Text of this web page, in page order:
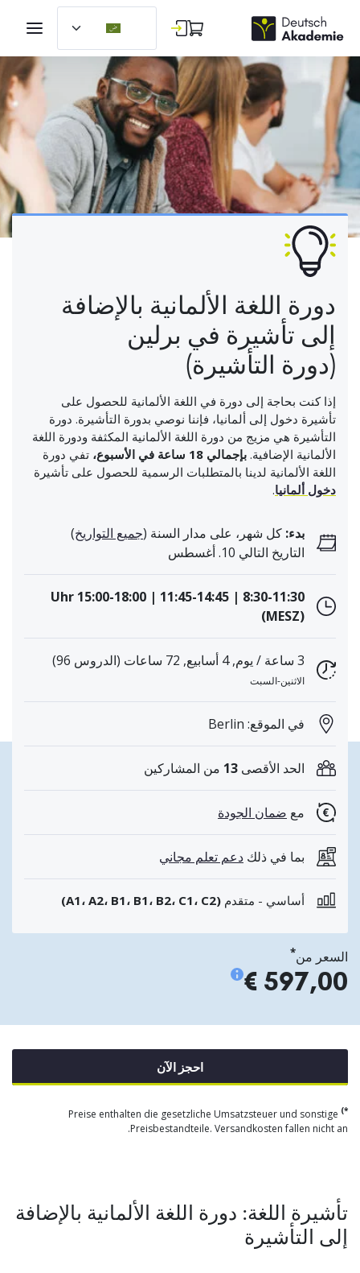
دورة اللغة الألمانية بالإضافة
إلى تأشيرة في برلين
(دورة التأشيرة)
إذا كنت بحاجة إلى دورة في اللغة الألمانية للحصول على
تأشيرة دخول إلى ألمانيا، فإننا نوصي بدورة التأشيرة. دورة
التأشيرة هي مزيج من دورة اللغة الألمانية المكثفة ودورة اللغة
الألمانية الإضافية. بإجمالي 18 ساعة في الأسبوع،
تفي دورة
اللغة الألمانية لدينا بالمتطلبات الرسمية للحصول على تأشيرة
دخول ألمانيا.
بدء: كل شهر، على مدار السنة (جميع التواريخ)
التاريخ التالي 10. أغسطس
8:30-11:30 | 11:45-14:45 | 15:00-18:00 Uhr
(MESZ)
3 ساعة / يوم, 4 أسابيع, 72 ساعات (الدروس 96)
الاثنين-السبت
في الموقع: Berlin
الحد الأقصى 13 من المشاركين
مع ضمان الجودة
بما في ذلك دعم تعلم مجاني
أساسي - متقدم (A1، A2، B1، B1، B2، C1، C2)
السعر من*
597,00 €
احجز الآن
*)
Preise enthalten die gesetzliche Umsatzsteuer und sonstige
Preisbestandteile. Versandkosten fallen nicht an.
تأشيرة اللغة: دورة اللغة الألمانية بالإضافة
إلى التأشيرة